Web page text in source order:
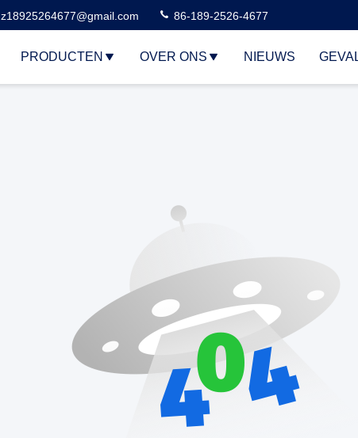
z18925264677@gmail.com 86-189-2526-4677
PRODUCTEN OVER ONS NIEUWS